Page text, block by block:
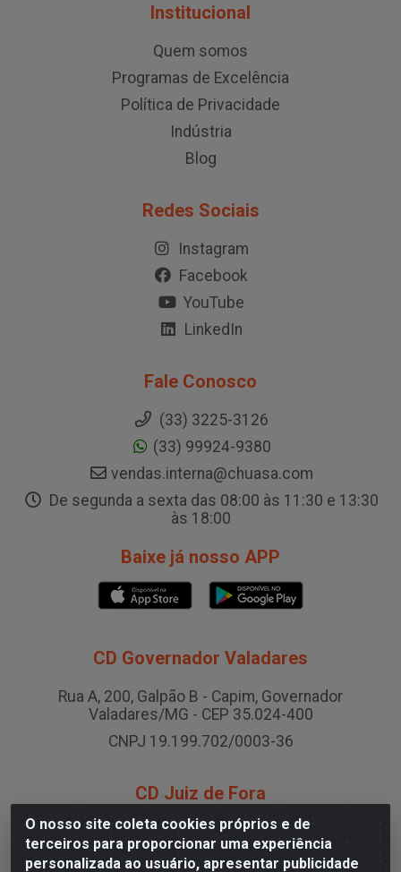
O nosso site coleta cookies próprios e de
terceiros para proporcionar uma experiência
personalizada ao usuário, apresentar publicidade
Institucional
Quem somos
Programas de Excelência
Política de Privacidade
Indústria
Blog
Redes Sociais
Instagram
Facebook
YouTube
LinkedIn
Fale Conosco
(33) 3225-3126
(33) 99924-9380
vendas.interna@chuasa.com
De segunda a sexta das 08:00 às 11:30 e 13:30
às 18:00
Baixe já nosso APP
CD Governador Valadares
Rua A, 200, Galpão B - Capim, Governador
Valadares/MG - CEP 35.024-400
CNPJ 19.199.702/0003-36
CD Juiz de Fora
Rodovia BR-040 , Nº 0, Área B2 Condominio Brasil LOG
- São Pedro, Juiz de Fora/MG